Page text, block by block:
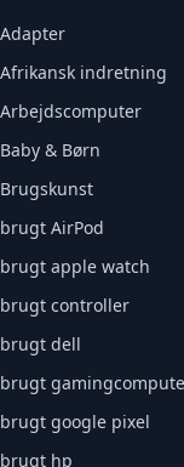
Adapter
Afrikansk indretning
Arbejdscomputer
Baby & Børn
Brugskunst
brugt AirPod
brugt apple watch
brugt controller
brugt dell
brugt
brugt google pixel
brugt hp